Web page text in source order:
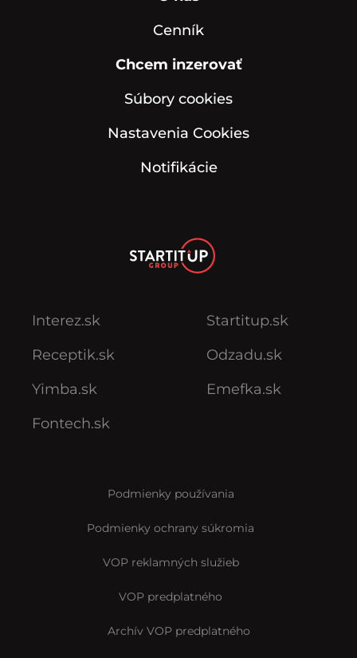
Cenník
Chcem inzerovať
Súbory cookies
Nastavenia Cookies
Notifikácie
Interez.sk
Receptik.sk
Yimba.sk
Fontech.sk
Startitup.sk
Odzadu.sk
Emefka.sk
Podmienky používania
Podmienky ochrany súkromia
VOP reklamných služieb
VOP predplatného
Archív VOP predplatného